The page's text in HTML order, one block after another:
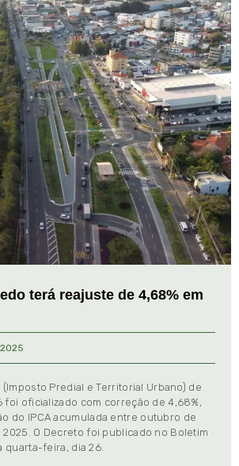
terá reajuste de 4,68% em
(Imposto Predial e Territorial Urbano) de
foi oficializado com correção de 4,68%,
do IPCA acumulada entre outubro de
O Decreto foi publicado no Boletim
quarta-feira, dia 26.